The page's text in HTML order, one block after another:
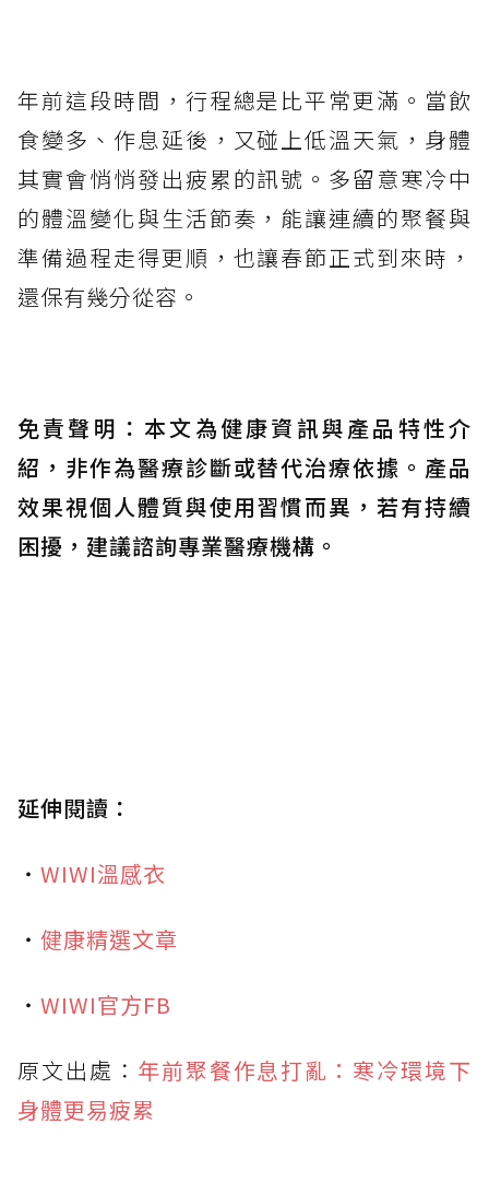
年前這段時間，行程總是比平常更滿。當飲
食變多、作息延後，又碰上低溫天氣，身體
其實會悄悄發出疲累的訊號。多留意寒冷中
的體溫變化與生活節奏，能讓連續的聚餐與
準備過程走得更順，也讓春節正式到來時，
還保有幾分從容。
免責聲明：本文為健康資訊與產品特性介
紹，非作為醫療診斷或替代治療依據。產品
效果視個人體質與使用習慣而異，若有持續
困擾，建議諮詢專業醫療機構。
延伸閱讀：
・ WIWI溫感衣
・ 健康精選文章
・ WIWI官方FB
原文出處： 年前聚餐作息打亂：寒冷環境下
身體更易疲累